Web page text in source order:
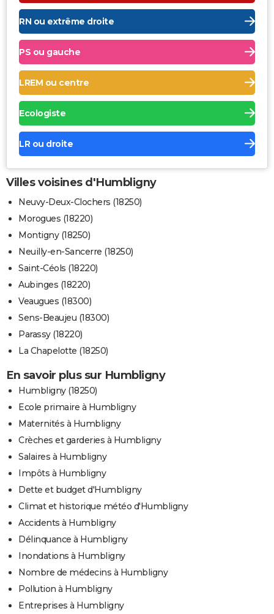
RN ou extrême droite
PS ou gauche
LREM ou centre
Ecologiste
LR ou droite
Villes voisines d'Humbligny
Neuvy-Deux-Clochers (18250)
Morogues (18220)
Montigny (18250)
Neuilly-en-Sancerre (18250)
Saint-Céols (18220)
Aubinges (18220)
Veaugues (18300)
Sens-Beaujeu (18300)
Parassy (18220)
La Chapelotte (18250)
En savoir plus sur Humbligny
Humbligny (18250)
Ecole primaire à Humbligny
Maternités à Humbligny
Crèches et garderies à Humbligny
Salaires à Humbligny
Impôts à Humbligny
Dette et budget d'Humbligny
Climat et historique météo d'Humbligny
Accidents à Humbligny
Délinquance à Humbligny
Inondations à Humbligny
Nombre de médecins à Humbligny
Pollution à Humbligny
Entreprises à Humbligny